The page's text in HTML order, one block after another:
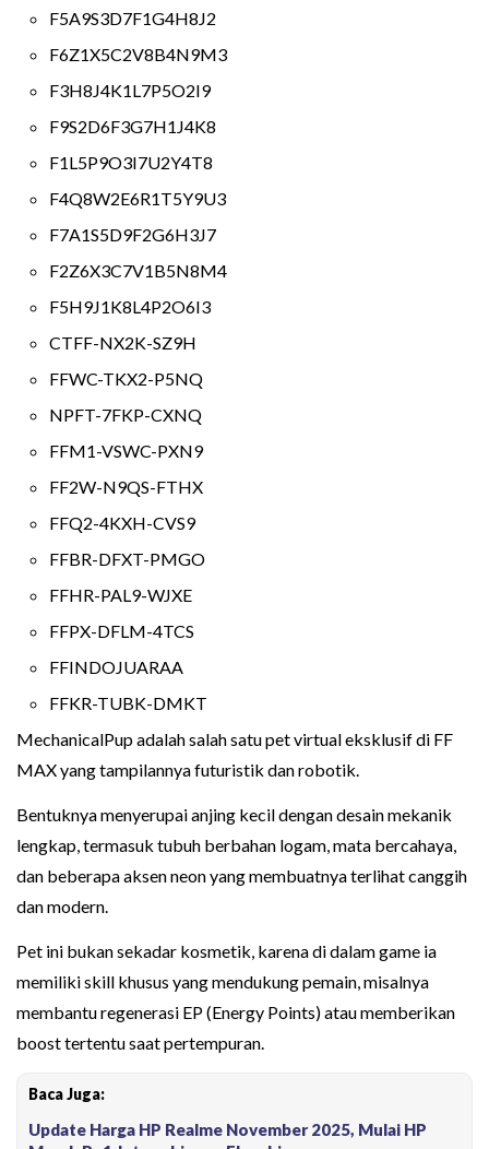
F5A9S3D7F1G4H8J2
F6Z1X5C2V8B4N9M3
F3H8J4K1L7P5O2I9
F9S2D6F3G7H1J4K8
F1L5P9O3I7U2Y4T8
F4Q8W2E6R1T5Y9U3
F7A1S5D9F2G6H3J7
F2Z6X3C7V1B5N8M4
F5H9J1K8L4P2O6I3
CTFF-NX2K-SZ9H
FFWC-TKX2-P5NQ
NPFT-7FKP-CXNQ
FFM1-VSWC-PXN9
FF2W-N9QS-FTHX
FFQ2-4KXH-CVS9
FFBR-DFXT-PMGO
FFHR-PAL9-WJXE
FFPX-DFLM-4TCS
FFINDOJUARAA
FFKR-TUBK-DMKT
MechanicalPup adalah salah satu pet virtual eksklusif di FF
MAX yang tampilannya futuristik dan robotik.
Bentuknya menyerupai anjing kecil dengan desain mekanik
lengkap, termasuk tubuh berbahan logam, mata bercahaya,
dan beberapa aksen neon yang membuatnya terlihat canggih
dan modern.
Pet ini bukan sekadar kosmetik, karena di dalam game ia
memiliki skill khusus yang mendukung pemain, misalnya
membantu regenerasi EP (Energy Points) atau memberikan
boost tertentu saat pertempuran.
Baca Juga:
Update Harga HP Realme November 2025, Mulai HP